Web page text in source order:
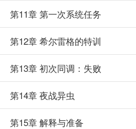
第11章 第一次系统任务
第12章 希尔雷格的特训
第13章 初次同调：失败
第14章 夜战异虫
第15章 解释与准备